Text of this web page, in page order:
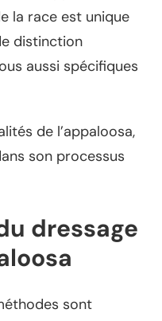
la race est unique
distinction
aussi spécifiques
de l’appaloosa,
son processus
dressage
sont